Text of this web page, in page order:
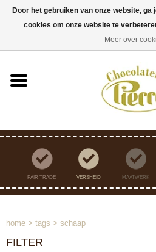
Verzending binnen Nederland vanaf €45,-
FAIR TRADE VERSHEID MAATWERK
home > tags > schaap
FILTER
Door het gebruiken van onze website,
cookies om onze website te
Meer over